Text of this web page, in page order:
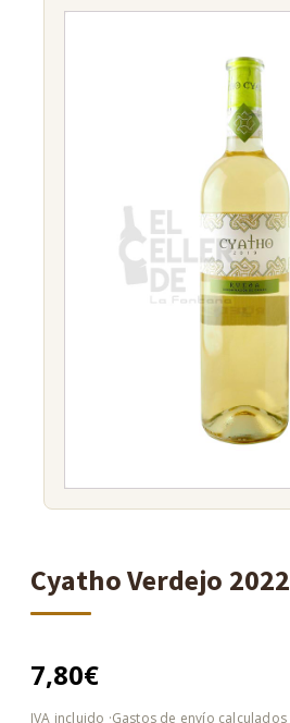
Cyatho Verdejo 2022
7,80€